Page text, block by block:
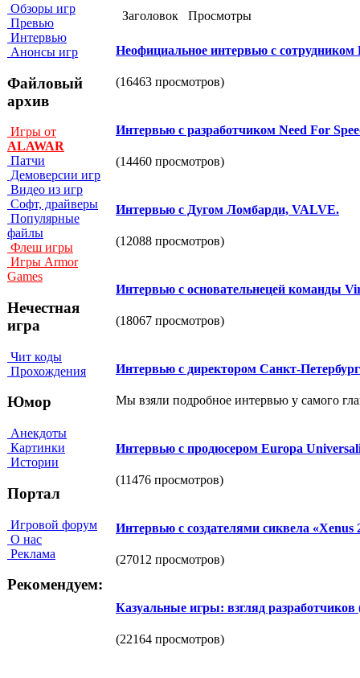
Обзоры игр
Превью
Интервью
Анонсы игр
Файловый
архив
Игры от
ALAWAR
Патчи
Демоверсии игр
Видео из игр
Софт, драйверы
Популярные
файлы
Флеш игры
Игры Armor
Games
Нечестная
игра
Чит коды
Прохождения
Юмор
Анекдоты
Картинки
Истории
Портал
Игровой форум
О нас
Реклама
Рекомендуем:
Заголовок Просмотры
Неофициальное интервью с сотрудником
(16463 просмотров)
Интервью c разработчиком Need For
(14460 просмотров)
Интервью с Дугом Ломбарди, VALVE.
(12088 просмотров)
Интервью с основательнецей команды
(18067 просмотров)
Интервью с директором Санкт-
Мы взяли подробное интервью у самого
Интервью с продюсером Europa
(11476 просмотров)
Интервью с создателями сиквела
(27012 просмотров)
Казуальные игры: взгляд
(22164 просмотров)